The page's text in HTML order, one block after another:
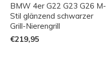
BMW 4er G22 G23 G26 M-
Stil glänzend schwarzer
Grill-Nierengrill
€219,95